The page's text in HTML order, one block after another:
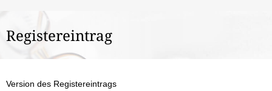
hier:
Registereintrag
Version des Registereintrags